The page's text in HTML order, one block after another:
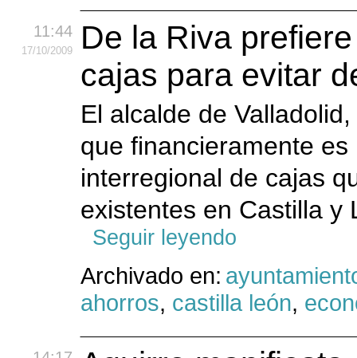
11:44
17/10/2009
De la Riva
cajas para evitar
El alcalde de
que financieramente
interregional de cajas
existentes en Castilla y
Seguir leyendo
Archivado en:
ahorros, castilla león,